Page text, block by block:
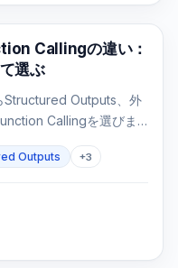
Callingの違い：
選ぶ
Structured Outputs、外
Callingを選びま
Outputs +3